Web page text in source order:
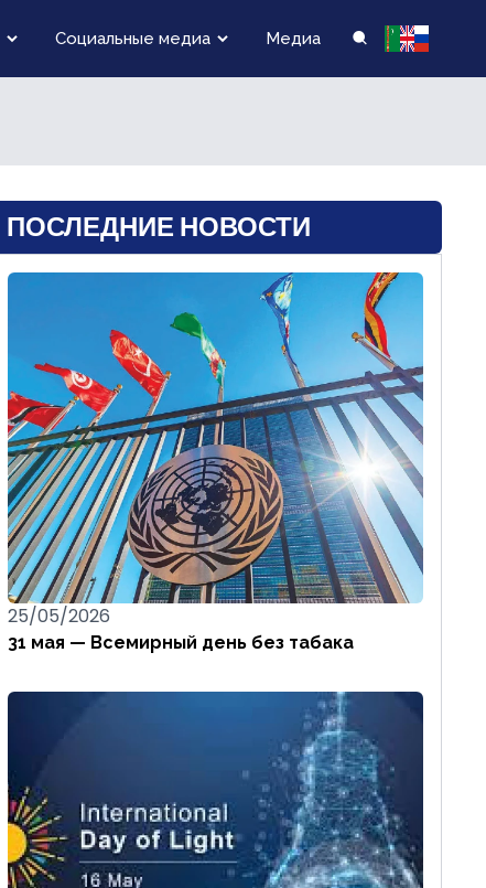
Социальные медиа Медиа
ПОСЛЕДНИЕ НОВОСТИ
25/05/2026
31 мая — Всемирный день без табака